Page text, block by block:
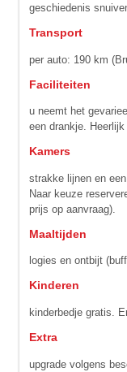
geschiedenis
Transport
per auto: 190 km
Faciliteiten
u neemt het
een drankje.
Kamers
strakke lijnen en
Naar keuze
prijs op aanvraag).
Maaltijden
logies en ontbijt
Kinderen
kinderbedje gratis.
Extra
upgrade volgens